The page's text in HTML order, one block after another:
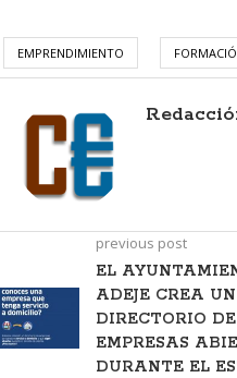
EMPRENDIMIENTO
previous post
EL
ADEJE CREA UN
DIRECTORIO DE
EMPRESAS
DURANTE EL